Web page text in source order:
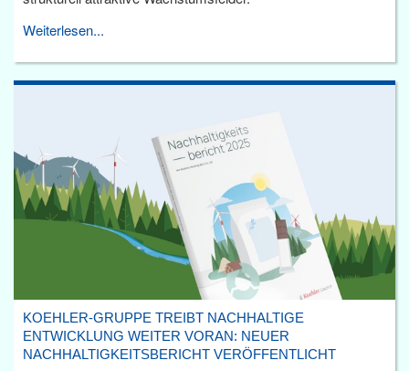
Weiterlesen...
KOEHLER-GRUPPE TREIBT NACHHALTIGE
ENTWICKLUNG WEITER VORAN: NEUER
NACHHALTIGKEITSBERICHT VERÖFFENTLICHT